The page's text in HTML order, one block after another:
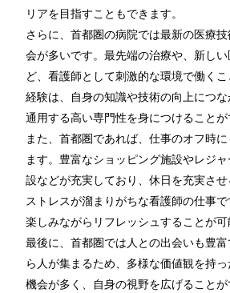
リアを目指すこともできます。
さらに、首都圏の病院では最新の医療
会が多いです。最先端の治療や、新し
ど、看護師として刺激的な環境で働く
経験は、自身の知識や技術の向上につ
通用する高い専門性を身につけることが
また、首都圏であれば、仕事のオフ時
ます。豊富なショッピング施設やレジ
設などが充実しており、休日を充実させ
ストレスが溜まりがちな看護師の仕事
楽しみながらリフレッシュすることが可
最後に、首都圏では人との出会いも豊
ら人が集まるため、多様な価値観を持
機会が多く、自身の視野を広げること